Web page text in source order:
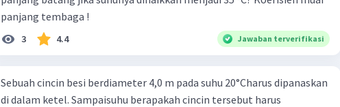
panjang tembaga !
3 4.4 Jawaban terverifikasi
Sebuah cincin besi berdiameter 4,0 m pada suhu 20°Charus dipanaskan
di dalam ketel. Sampaisuhu berapakah cincin tersebut harus